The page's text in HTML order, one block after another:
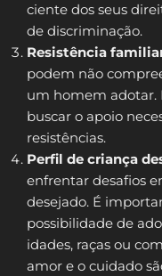
ciente dos seus
de discriminação.
Resistência
podem não
um homem adotar.
buscar o apoio
resistências.
Perfil de criança
enfrentar desafios
desejado. É
possibilidade de
idades, raças ou
amor e o cuidado